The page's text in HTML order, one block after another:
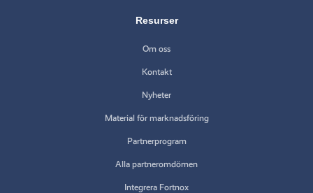
Resurser
Om oss
Kontakt
Nyheter
Material för marknadsföring
Partnerprogram
Alla partneromdömen
Integrera Fortnox